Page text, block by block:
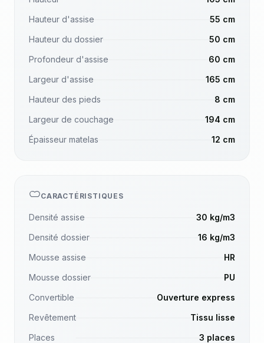
Hauteur d'assise
55 cm
Hauteur du dossier
50 cm
Profondeur d'assise
60 cm
Largeur d'assise
165 cm
Hauteur des pieds
8 cm
Largeur de couchage
194 cm
Épaisseur matelas
12 cm
CARACTÉRISTIQUES
Densité assise
30 kg/m3
Densité dossier
16 kg/m3
Mousse assise
HR
Mousse dossier
PU
Convertible
Ouverture express
Revêtement
Tissu lisse
Places
3 places